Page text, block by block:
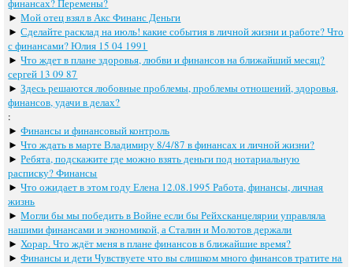
►Мой отец взял в Акс Финанс Деньги
►Сделайте расклад на июль! какие события в личной жизни и работе? Что
с финансами? Юлия 15 04 1991
►Что ждет в плане здоровья, любви и финансов на ближайший месяц?
сергей 13 09 87
►Здесь решаются любовные проблемы, проблемы отношений, здоровья,
финансов, удачи в делах?
:
►Финансы и финансовый контроль
►Что ждать в марте Владимиру 8/4/87 в финансах и личной жизни?
►Ребята, подскажите где можно взять деньги под нотариальную
расписку? Финансы
►Что ожидает в этом году Елена 12.08.1995 Работа, финансы, личная
жизнь
►Могли бы мы победить в Войне если бы Рейхсканцелярии управляла
нашими финансами и экономикой, а Сталин и Молотов держали
►Хорар. Что ждёт меня в плане финансов в ближайшие время?
►Финансы и дети Чувствуете что вы слишком много финансов тратите на